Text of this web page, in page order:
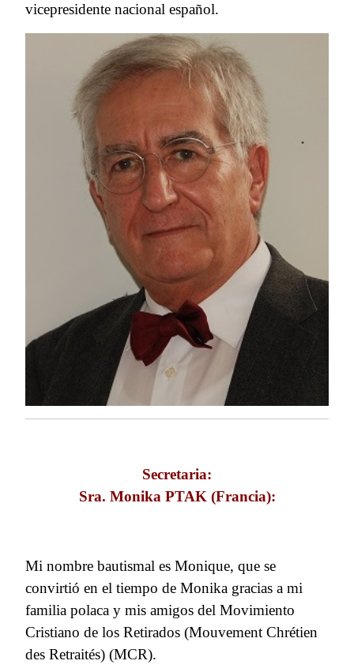
vicepresidente nacional español.
Secretaria:
Sra. Monika PTAK (Francia):
Mi nombre bautismal es Monique, que se
convirtió en el tiempo de Monika gracias a mi
familia polaca y mis amigos del Movimiento
Cristiano de los Retirados (Mouvement Chrétien
des Retraités) (MCR).